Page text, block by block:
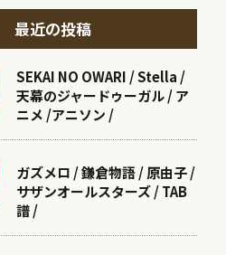
最近の投稿
SEKAI NO OWARI / Stella /
天幕のジャードゥーガル / ア
ニメ /アニソン /
ガズメロ / 鎌倉物語 / 原由子 /
サザンオールスターズ / TAB
譜 /